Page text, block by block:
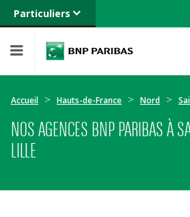
Particuliers
Banque privée
Entreprises
Accueil Hauts-de-France Nord
NOS AGENCES BNP PARIBAS À
LILLE